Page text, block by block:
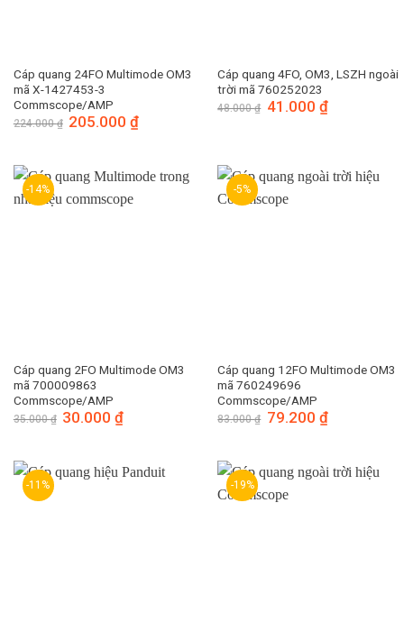
Cáp quang 24FO Multimode OM3
mã X-1427453-3
Commscope/AMP
224.000₫ Giá
gốc
205.000₫
Cáp quang 4FO, OM3, LSZH ngoài
trời mã 760252023
48.000₫ Giá
gốc
41.000 ₫Giá
-14%
Cáp quang 2FO Multimode OM3
mã 700009863
Commscope/AMP
35.000₫ Giá
gốc
30.000₫
-5%
Cáp quang 12FO Multimode OM3
mã 760249696
Commscope/AMP
83.000₫ Giá
gốc
79.200 ₫Giá
-11% -19%